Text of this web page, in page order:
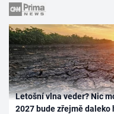
Letošní vlna veder? Nic
2027 bude zřejmě daleko